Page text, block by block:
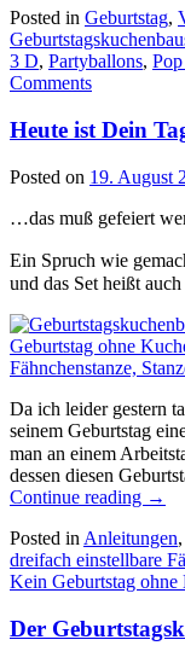
Posted in Geburtstag,
3 D, Partyballons,
Comments
Heute ist Dein
Posted on 19. August
…das muß gefeiert
Ein Spruch wie
und das Set heißt
Da ich leider gestern
seinem Geburtstag
man an einem
dessen diesen
Continue reading
Dein
→
Posted in Anleitungen,
dreifach einstellbare
Kein Geburtstag ohne
Der